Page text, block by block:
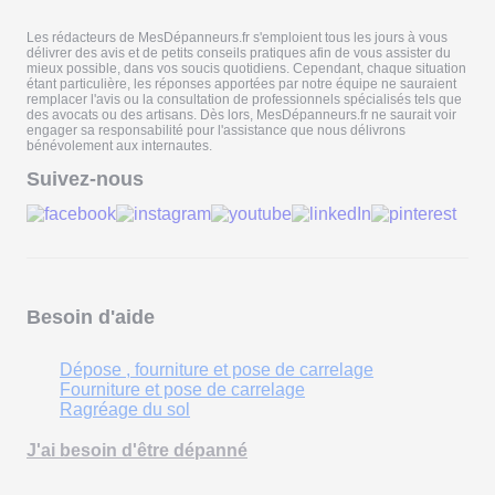
Les rédacteurs de MesDépanneurs.fr s'emploient tous les jours à vous
délivrer des avis et de petits conseils pratiques afin de vous assister du
mieux possible, dans vos soucis quotidiens. Cependant, chaque situation
étant particulière, les réponses apportées par notre équipe ne sauraient
remplacer l'avis ou la consultation de professionnels spécialisés tels que
des avocats ou des artisans. Dès lors, MesDépanneurs.fr ne saurait voir
engager sa responsabilité pour l'assistance que nous délivrons
bénévolement aux internautes.
Suivez-nous
Besoin d'aide
Dépose , fourniture et pose de carrelage
Fourniture et pose de carrelage
Ragréage du sol
J'ai besoin d'être dépanné